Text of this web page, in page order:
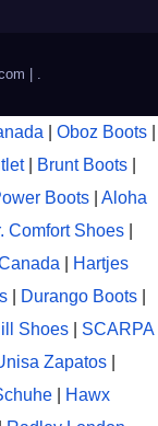
|
Oboz Boots
Brunt Boots
Boots
Aloha
Comfort Shoes
Hartjes
Durango Boots
Shoes
SCARPA
Zapatos
Hawx